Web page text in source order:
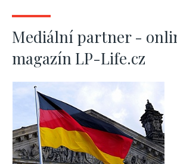
Mediální partner -
magazín LP-Life.cz